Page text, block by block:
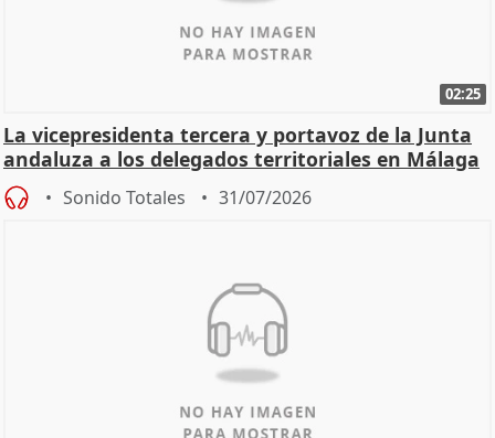
02:25
La vicepresidenta tercera y portavoz de la Junta
andaluza a los delegados territoriales en Málaga
Sonido Totales 31/07/2026